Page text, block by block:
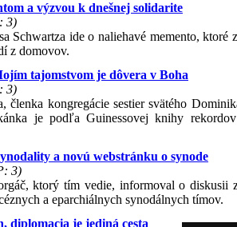
a výzvou k dnešnej solidarite
3)
Schwartza ide o naliehavé memento, ktoré
z domovov.
tajomstvom je dôvera v Boha
3)
členka kongregácie sestier svätého
je podľa Guinessovej knihy
a novú webstránku o synode
3)
ktorý tím vedie, informoval o diskusii
a eparchiálnych synodálnych tímov.
diplomacia je jediná cesta